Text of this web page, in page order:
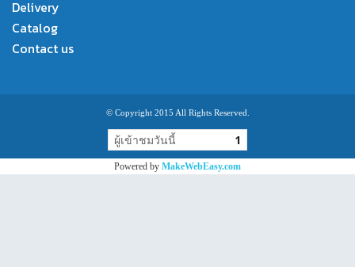
Delivery
Catalog
Contact us
© Copyright 2015 All Rights Reserved.
ผู้เข้าชมวันนี้ 1
Powered by MakeWebEasy.com